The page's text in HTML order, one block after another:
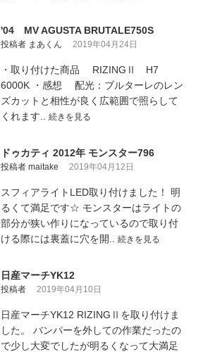
'04 MV AGUSTA BRUTALE750S
投稿者 まあくん 2019年04月24日
・取り付けた商品 RIZINGⅡ H7
6000K ・感想 配光：ブルターレのレン
ズカットと相性が良く広範囲で照らして
くれます.. 続きを見る
ドゥカティ 2012年 モンスター796
投稿者 maitake 2019年04月12日
スフィアライトLED取り付けました！ 明
るくて満足です☆ モンスターはライトの
部分が狭い作りになっているので取り付
ける際には裏蓋に穴を開.. 続きを見る
日産マーチYK12
投稿者 2019年04月10日
日産マーチYK12 RIZINGⅡを取り付けま
した。 バンパーを外しての作業だったの
で少し大変でしたが明るくなって大満足